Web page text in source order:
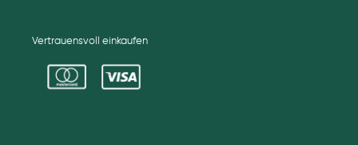
Vertrauensvoll einkaufen